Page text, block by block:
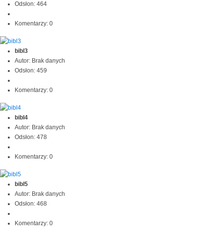
Odsłon: 464
Komentarzy: 0
bibl3
Autor: Brak danych
Odsłon: 459
Komentarzy: 0
bibl4
Autor: Brak danych
Odsłon: 478
Komentarzy: 0
bibl5
Autor: Brak danych
Odsłon: 468
Komentarzy: 0